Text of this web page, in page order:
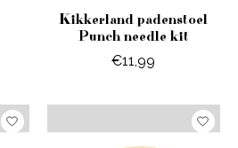
Kikkerland padenstoel
Punch needle kit
€11,99